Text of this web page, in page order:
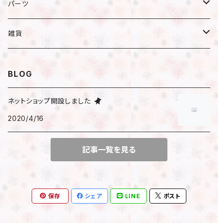
アジサイ
小分け
ドライフラワー
ハーバリウム
時計付きフラワーベース
包装
ピアス
ピアス／イヤリング
ブレスレット
その他
パーツ
瓶
透明瓶（スリム）
透明瓶（ネコ）
透明瓶（ジャム）
ハーバリウムオイル
イヤリング
雑貨
マスキングテープ
シール
サンキューシール
フレークシール
BLOG
ネットショップ開設しました
2020/4/16
記事一覧を見る
保存 シェア LINE ポスト